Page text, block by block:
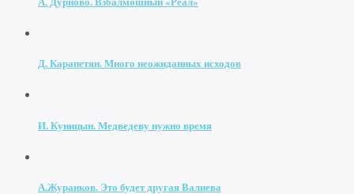
Д. Карапетян. Много неожиданных исходов
И. Куницын. Медведеву нужно время
А.Журанков. Это будет другая Валиева